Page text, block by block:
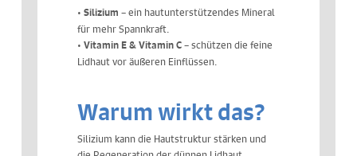
• Silizium – ein hautunterstützendes Mineral
für mehr Spannkraft.
• Vitamin E & Vitamin C– schützen die feine
Lidhaut vor äußeren Einflüssen.
Warum wirkt das?
Silizium kann die Hautstruktur stärken und